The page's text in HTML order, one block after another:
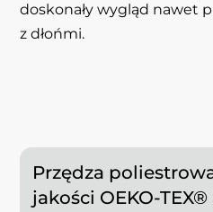
doskonały wygląd nawet
z dłońmi.
Przędza
jakości OEKO-